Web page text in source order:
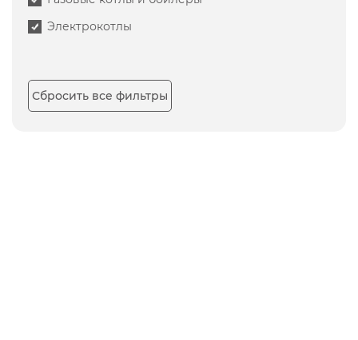
Электрокотлы
Сбросить все фильтры